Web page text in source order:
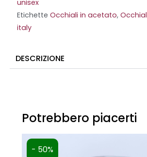
unisex
Etichette Occhiali in acetato,
italy
DESCRIZIONE
Potrebbero piacerti
- 50%